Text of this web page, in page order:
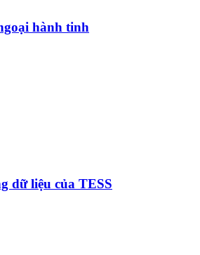
hành tinh
dữ liệu của TESS